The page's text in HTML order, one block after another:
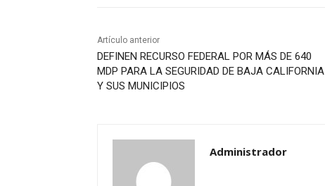
Artículo anterior
DEFINEN RECURSO FEDERAL POR MÁS DE 640
MDP PARA LA SEGURIDAD DE BAJA CALIFORNIA
Y SUS MUNICIPIOS
Administrador